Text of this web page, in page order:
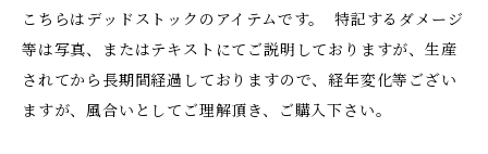
こちらはデッドストックのアイテムです。 特記するダメージ
等は写真、またはテキストにてご説明しておりますが、生産
されてから長期間経過しておりますので、経年変化等ござい
ますが、風合いとしてご理解頂き、ご購入下さい。